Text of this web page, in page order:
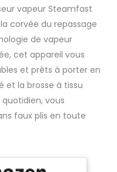
vapeur Steamfast
corvée du repassage
de vapeur
cet appareil vous
et prêts à porter en
et la brosse à tissu
vous
faux plis en toute